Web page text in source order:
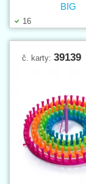
16
BIG
č. karty: 39139